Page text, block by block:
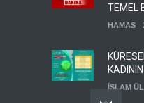
YEDEK
ÇAĞIRDI
TEMEL
HAMAS
İSLAM